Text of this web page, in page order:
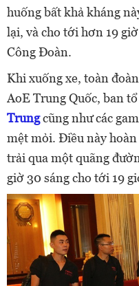
huống bất khả kháng
lại, và cho tới hơn 19
Công Đoàn.
Khi xuống xe, toàn
AoE Trung Quốc, ban
Trungcũng như các
mệt mỏi. Điều này
trải qua một quãng
giờ 30 sáng cho tới 19